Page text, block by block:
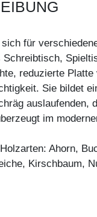
für
reduzierte Platte
Sie bildet
auslaufenden,
im
Ahorn,
Kirschbaum,